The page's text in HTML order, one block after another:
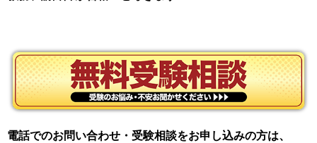
電話でのお問い合わせ・受験相談をお申し込みの方は、